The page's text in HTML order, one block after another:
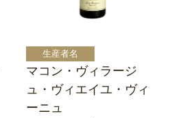
マコン・ヴィラージ
ュ・ヴィエイユ・ヴィ
ーニュ